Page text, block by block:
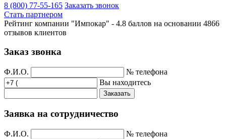
8 (800) 77-55-165 Заказать звонок
Стать партнером
Рейтинг компании "Импокар" - 4.8 баллов на основании 4866
отзывов клиентов
Заказ звонка
Ф.И.О.
№ телефона
Вы находитесь
Заказать
Заявка на сотрудничество
Ф.И.О.
№ телефона